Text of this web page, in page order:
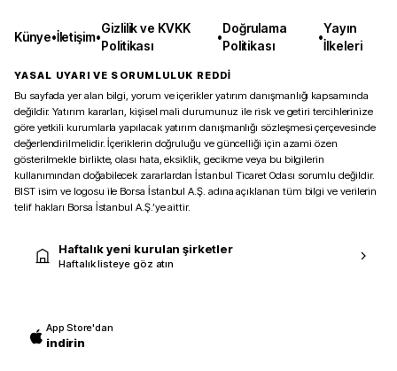
Künye•İletişim•
Gizlilik ve KVKK
Politikası
•
Doğrulama
Politikası
•
Yayın
İlkeleri
YASAL UYARI VE SORUMLULUK REDDİ
Bu sayfada yer alan bilgi, yorum ve içerikler yatırım danışmanlığı kapsamında
değildir. Yatırım kararları, kişisel mali durumunuz ile risk ve getiri tercihlerinize
göre yetkili kurumlarla yapılacak yatırım danışmanlığı sözleşmesi çerçevesinde
değerlendirilmelidir. İçeriklerin doğruluğu ve güncelliği için azami özen
gösterilmekle birlikte, olası hata, eksiklik, gecikme veya bu bilgilerin
kullanımından doğabilecek zararlardan İstanbul Ticaret Odası sorumlu değildir.
BIST isim ve logosu ile Borsa İstanbul A.Ş. adına açıklanan tüm bilgi ve verilerin
telif hakları Borsa İstanbul A.Ş.’ye aittir.
Haftalık yeni kurulan şirketler
Haftalık listeye göz atın
App Store'dan
indirin